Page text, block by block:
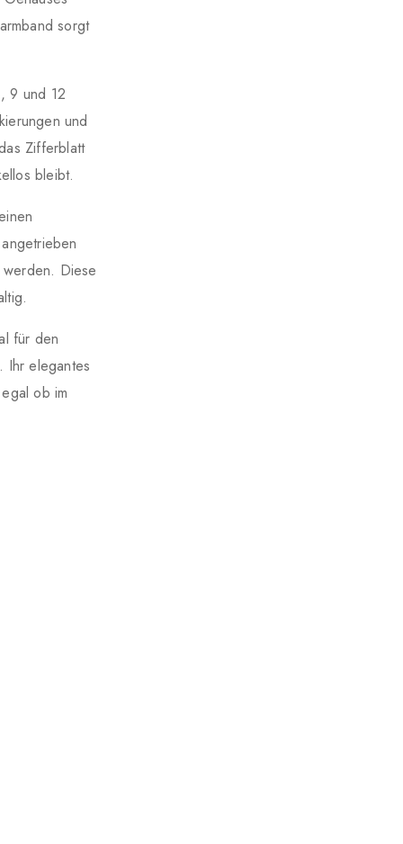
sorgt
9 und 12
und
Zifferblatt
bleibt.
Diese
für den
Ihr elegantes
ob im